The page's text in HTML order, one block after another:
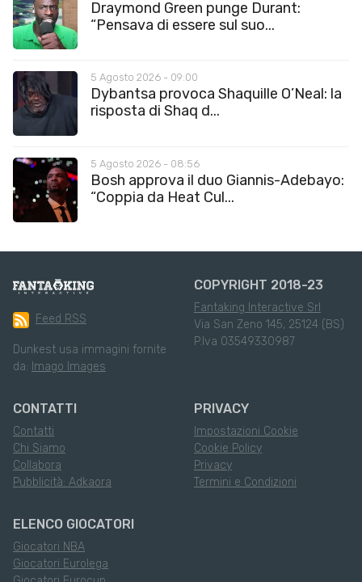
Draymond Green punge Durant:
“Pensava di essere sul suo...
5 Agosto 2026 - 09:00
Dybantsa provoca Shaquille O’Neal: la
risposta di Shaq d...
5 Agosto 2026 - 08:56
Bosh approva il duo Giannis-Adebayo:
“Coppia da Heat Cul...
Feed RSS
Dunkest usa immagini fornite
da: Imago Images
COPYRIGHT 2018-23
Fantaking Interactive Srl
Via San Zeno 145, 25124 (BS)
P.Iva 03549330987
CONTATTI
Contatti
Chi Siamo
Collabora
Pubblicità: Adkaora
PRIVACY
Impostazioni Cookie
Cookie Policy
Privacy
Termini e Condizioni
ELENCO GIOCATORI
Giocatori NBA
Giocatori Eurolega